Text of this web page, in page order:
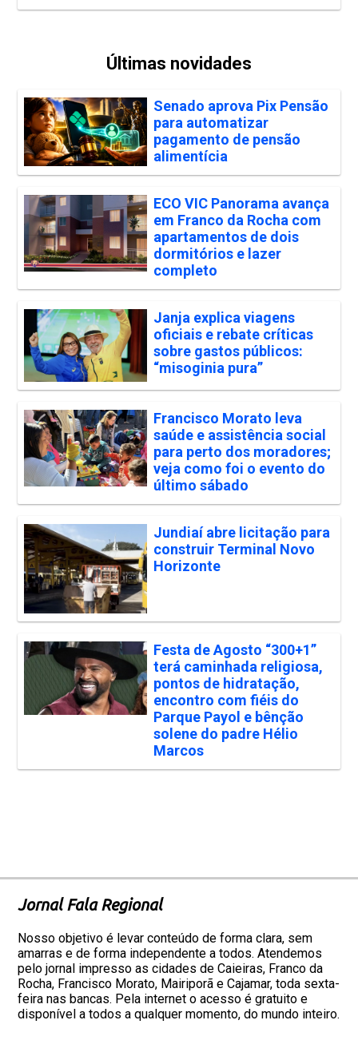
Últimas novidades
Senado aprova Pix Pensão
para automatizar
pagamento de pensão
alimentícia
ECO VIC Panorama avança
em Franco da Rocha com
apartamentos de dois
dormitórios e lazer
completo
Janja explica viagens
oficiais e rebate críticas
sobre gastos públicos:
“misoginia pura”
Francisco Morato leva
saúde e assistência social
para perto dos moradores;
veja como foi o evento do
último sábado
Jundiaí abre licitação para
construir Terminal Novo
Horizonte
Festa de Agosto “300+1”
terá caminhada religiosa,
pontos de hidratação,
encontro com fiéis do
Parque Payol e bênção
solene do padre Hélio
Marcos
Jornal Fala Regional
Nosso objetivo é levar conteúdo de forma clara, sem
amarras e de forma independente a todos. Atendemos
pelo jornal impresso as cidades de Caieiras, Franco da
Rocha, Francisco Morato, Mairiporã e Cajamar, toda sexta-
feira nas bancas. Pela internet o acesso é gratuito e
disponível a todos a qualquer momento, do mundo inteiro.